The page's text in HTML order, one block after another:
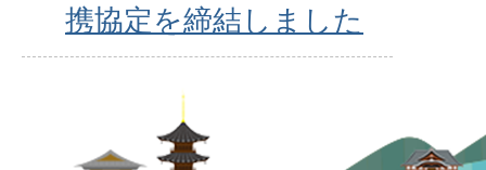
携協定を締結しました